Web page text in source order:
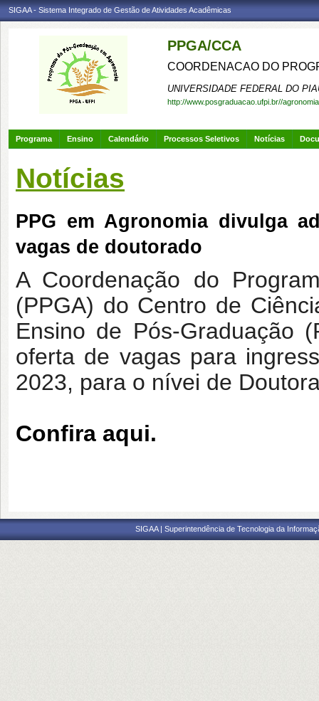
SIGAA - Sistema Integrado de Gestão de Atividades Acadêmicas
PPGA/CCA
COORDENACAO DO
UNIVERSIDADE FEDERAL DO
http://www.posgraduacao.ufpi.br//agronomia
Programa Ensino Calendário Processos Seletivos Notícias
Notícias
PPG em Agronomia divulga
vagas de doutorado
A Coordenação do
(PPGA) do Centro de
Ensino de Pós-Graduação
oferta de vagas para
2023, para o nívei de
Confira aqui.
SIGAA | Superintendência de Tecnologia da